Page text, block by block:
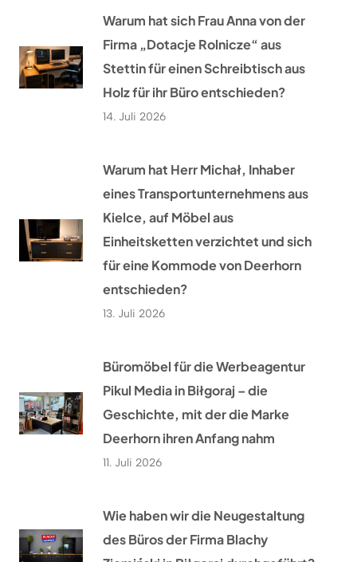
Warum hat sich Frau Anna von der
Firma „Dotacje Rolnicze“ aus
Stettin für einen Schreibtisch aus
Holz für ihr Büro entschieden?
14. Juli 2026
Warum hat Herr Michał, Inhaber
eines Transportunternehmens aus
Kielce, auf Möbel aus
Einheitsketten verzichtet und sich
für eine Kommode von Deerhorn
entschieden?
13. Juli 2026
Büromöbel für die Werbeagentur
Pikul Media in Biłgoraj – die
Geschichte, mit der die Marke
Deerhorn ihren Anfang nahm
11. Juli 2026
Wie haben wir die Neugestaltung
des Büros der Firma Blachy